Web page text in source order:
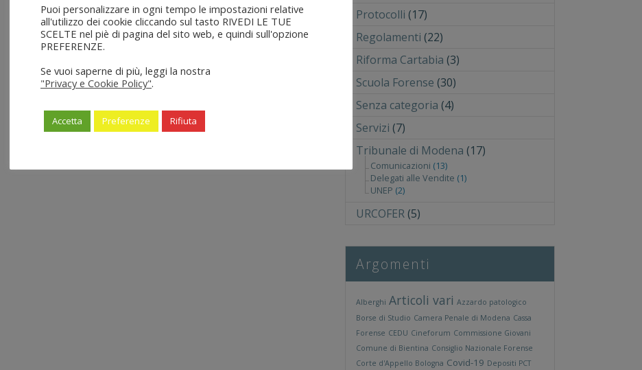
Protocolli (17)
Regolamenti (22)
Riforma Cartabia (3)
Scuola Forense (30)
Senza categoria (4)
Servizi (7)
Tribunale di Modena (17)
Comunicazioni (13)
Delegati alle Vendite (1)
UNEP (2)
URCOFER(5)
Argomenti
Alberghi Articoli vari Azzardo patologico
Borse di Studio Camera Penale di Modena Cassa
Forense CEDU Cineforum Commissione Giovani
Comune di Bientina Consiglio Nazionale Forense
Corte d'Appello Bologna Covid-19 Depositi PCT
Puoi personalizzare in ogni tempo le impostazioni relative
all'utilizzo dei cookie cliccando sul tasto RIVEDI LE TUE
SCELTE nel piè di pagina del sito web, e quindi sull'opzione
PREFERENZE.
Se vuoi saperne di più, leggi la nostra
"Privacy e Cookie Policy".
Accetta Preferenze Rifiuta